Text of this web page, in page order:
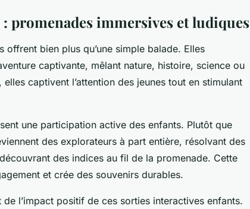
promenades immersives et ludiques
offrent bien plus qu’une simple balade. Elles
captivante, mêlant nature, histoire, science ou
captivent l’attention des jeunes tout en stimulant
une participation active des enfants. Plutôt que
des explorateurs à part entière, résolvant des
des indices au fil de la promenade. Cette
et crée des souvenirs durables.
l’impact positif de ces sorties interactives enfants.